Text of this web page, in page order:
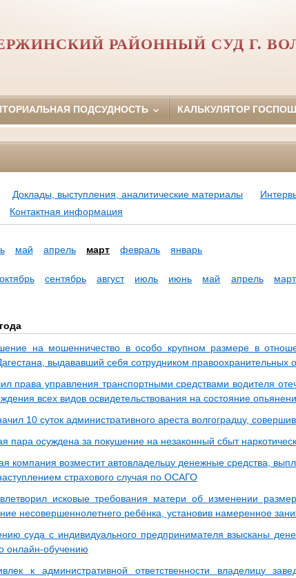
РАЙОННЫЙ СУД Г.
ПОДСУДНОСТЬ КАЛЬКУЛЯТОР
Доклады, выступления, аналитические материалы
Контактная информация
май апрель март февраль
январь
октябрь сентябрь август июль июнь май апрель март
на мошенничество в особо крупном размере в
выдававший себя сотрудником правоохранительных
права управления транспортными средствами водителя
всех видов освидетельствования на состояние
10 суток административного ареста волгоградцу,
пара осуждена за покушение на незаконный сбыт
компания возместит автовладельцу денежные средства,
страхового случая по ОСАГО
исковые требования матери об изменении
несовершеннолетнего ребёнка, установив намеренное
суда с индивидуального предпринимателя взысканы
онлайн-обучению
к административной ответственности владелицу